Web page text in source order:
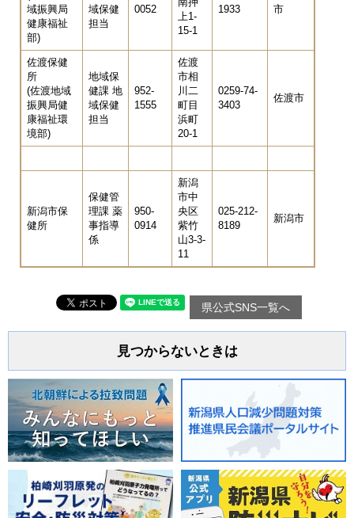
域振興局
健康福祉
部)
域保健
担当
0052
上1-
15-1
1933
市
佐渡保健
所
(佐渡地域
振興局健
康福祉環
境部)
地域保
健課 地
域保健
担当
952-
1555
佐渡
市相
川二
町目
浜町
20-1
0259-74-
3403
佐渡市
新潟市保
健所
保健管
理課 薬
事指導
係
950-
0914
新潟
市中
央区
紫竹
山3-3-
11
025-212-
8189
新潟市
県公式SNS一覧へ
見つからないときは